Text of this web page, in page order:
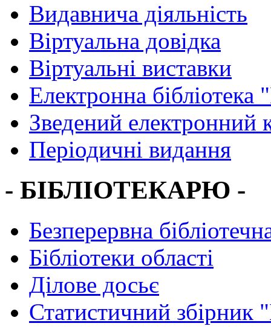
Видавнича діяльність
Віртуальна довідка
Віртуальні виставки
Електронна
Зведений електронний
Періодичні видання
- БІБЛІОТЕКАРЮ -
Безперервна
Бібліотеки області
Ділове досьє
Статистичний